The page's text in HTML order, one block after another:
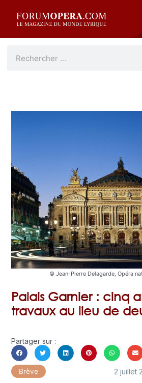
© Jean-Pierre Delagarde, Opéra
Palais Garnier : cinq
travaux au lieu de
Partager sur :
Brève 2 juillet